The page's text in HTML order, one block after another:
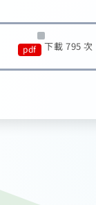
pdf 下載 795 次